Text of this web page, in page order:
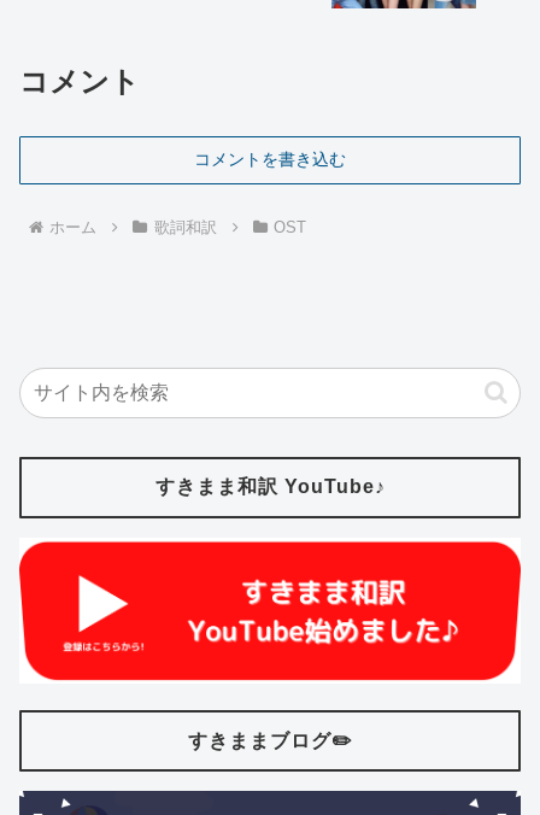
コメント
コメントを書き込む
ホーム 歌詞和訳 OST
すきまま和訳 YouTube♪
すきままブログ✏️